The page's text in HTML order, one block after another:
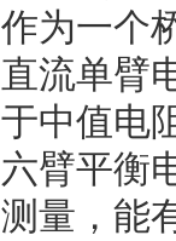
作为一个
直流单臂
于中值电
六臂平衡
测量，能